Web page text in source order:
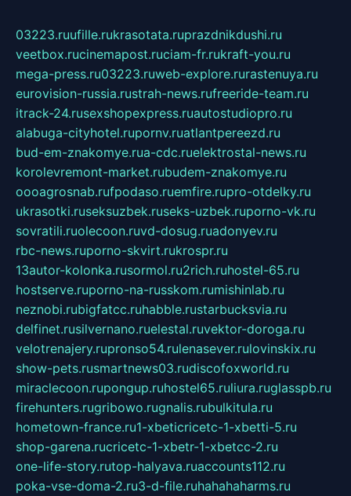
03223.ruufille.rukrasotata.ruprazdnikdushi.ru
veetbox.rucinemapost.ruciam-fr.rukraft-you.ru
mega-press.ru03223.ruweb-explore.rurastenuya.ru
eurovision-russia.rustrah-news.rufreeride-team.ru
itrack-24.rusexshopexpress.ruautostudiopro.ru
alabuga-cityhotel.rupornv.ruatlantpereezd.ru
bud-em-znakomye.rua-cdc.ruelektrostal-news.ru
korolevremont-market.rubudem-znakomye.ru
oooagrosnab.rufpodaso.ruemfire.rupro-otdelky.ru
ukrasotki.ruseksuzbek.ruseks-uzbek.ruporno-vk.ru
sovratili.ruolecoon.ruvd-dosug.ruadonyev.ru
rbc-news.ruporno-skvirt.rukrospr.ru
13autor-kolonka.rusormol.ru2rich.ruhostel-65.ru
hostserve.ruporno-na-russkom.rumishinlab.ru
neznobi.rubigfatcc.ruhabble.rustarbucksvia.ru
delfinet.rusilvernano.ruelestal.ruvektor-doroga.ru
velotrenajery.rupronso54.rulenasever.rulovinskix.ru
show-pets.rusmartnews03.rudiscofoxworld.ru
miraclecoon.rupongup.ruhostel65.ruliura.ruglasspb.ru
firehunters.rugribowo.rugnalis.rubulkitula.ru
hometown-france.ru1-xbeticricetc-1-xbetti-5.ru
shop-garena.rucricetc-1-xbetr-1-xbetcc-2.ru
one-life-story.rutop-halyava.ruaccounts112.ru
poka-vse-doma-2.ru3-d-file.ruhahahaharms.ru